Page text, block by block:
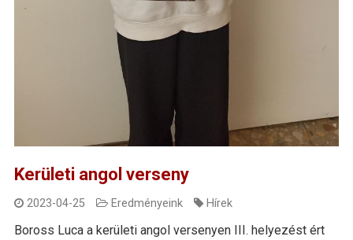
Kerületi angol verseny
2023-04-25 Eredményeink Hírek
Boross Luca a kerületi angol versenyen III. helyezést ért